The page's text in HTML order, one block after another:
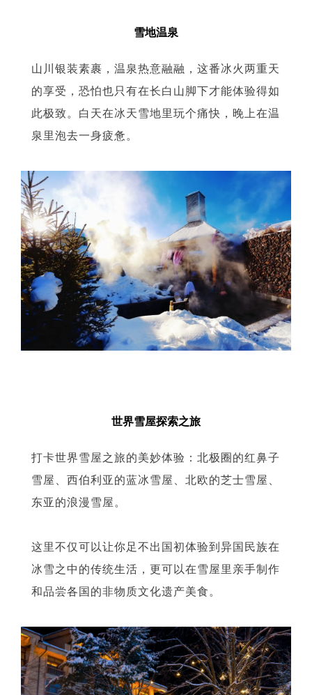
雪地温泉
山川银装素裹，温泉热意融融，这番冰火两重天
的享受，恐怕也只有在长白山脚下才能体验得如
此极致。白天在冰天雪地里玩个痛快，晚上在温
泉里泡去一身疲惫。
世界雪屋探索之旅
打卡世界雪屋之旅的美妙体验：北极圈的红鼻子
雪屋、西伯利亚的蓝冰雪屋、北欧的芝士雪屋、
东亚的浪漫雪屋。
这里不仅可以让你足不出国初体验到异国民族在
冰雪之中的传统生活，更可以在雪屋里亲手制作
和品尝各国的非物质文化遗产美食。